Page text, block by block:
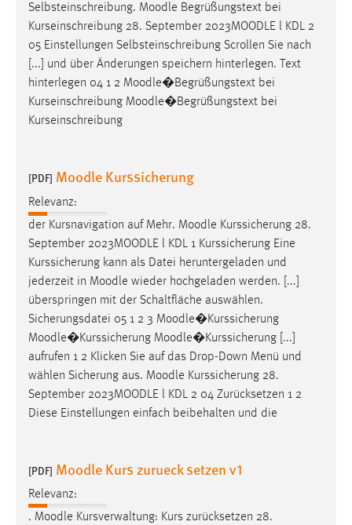
Selbsteinschreibung. Moodle Begrüßungstext bei
Kurseinschreibung 28. September 2023MOODLE l KDL 2
05 Einstellungen Selbsteinschreibung Scrollen Sie nach
[...] und über Änderungen speichern hinterlegen. Text
hinterlegen 04 1 2 Moodle�Begrüßungstext bei
Kurseinschreibung Moodle�Begrüßungstext bei
Kurseinschreibung
[PDF] Moodle Kurssicherung
Relevanz:
der Kursnavigation auf Mehr. Moodle Kurssicherung 28.
September 2023MOODLE l KDL 1 Kurssicherung Eine
Kurssicherung kann als Datei heruntergeladen und
jederzeit in Moodle wieder hochgeladen werden. [...]
überspringen mit der Schaltfläche auswählen.
Sicherungsdatei 05 1 2 3 Moodle�Kurssicherung
Moodle�Kurssicherung Moodle�Kurssicherung [...]
aufrufen 1 2 Klicken Sie auf das Drop-Down Menü und
wählen Sicherung aus. Moodle Kurssicherung 28.
September 2023MOODLE l KDL 2 04 Zurücksetzen 1 2
Diese Einstellungen einfach beibehalten und die
[PDF] Moodle Kurs zurueck setzen v1
Relevanz:
. Moodle Kursverwaltung: Kurs zurücksetzen 28.
Cookie Laufzeit:
30 Tage
Chat
Name:
MibewSessionID, MIBEW_UserID, mibew_locale, mibew-
Zweck:
Wird benötigt um die Chatfunktion nutzen zu können.
Cookie Laufzeit:
5e9dbeb1811c0446 = Sitzungslaufzeit, mibew_locale = 3
Jahre, MIBEW_UserID = 1 Jahr
Login
Name:
fe_user, be_user, be_lastLoginProvider
Zweck:
Dieser Cookie ist notwendig um sich an der Website
24 Stunden